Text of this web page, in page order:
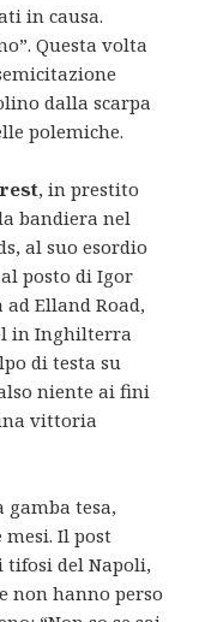
in causa.
Questa volta
dalla scarpa
polemiche.
, in prestito
bandiera nel
al suo esordio
posto di Igor
ad Elland Road,
in Inghilterra
di testa su
niente ai fini
vittoria
gamba tesa,
Il post
tifosi del Napoli,
non hanno perso